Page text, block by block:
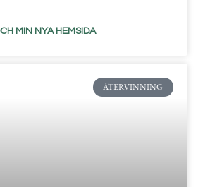
MIN NYA HEMSIDA
ÅTERVINNING